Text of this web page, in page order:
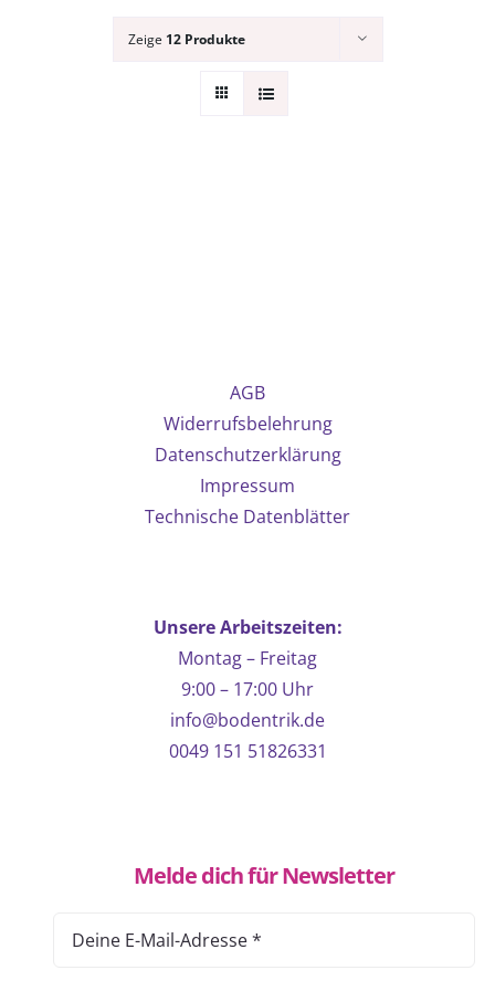
Zeige 12 Produkte
AGB
Widerrufsbelehrung
Datenschutzerklärung
Impressum
Technische Datenblätter
Unsere Arbeitszeiten:
Montag – Freitag
9:00 – 17:00 Uhr
info@bodentrik.de
0049 151 51826331
Melde dich für Newsletter